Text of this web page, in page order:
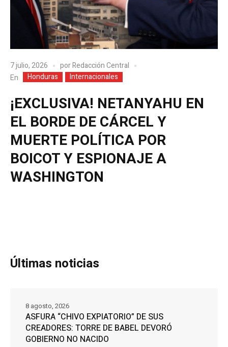
7 julio, 2026 porRedacción Central
En
Honduras Internacionales
¡EXCLUSIVA! NETANYAHU EN
EL BORDE DE CÁRCEL Y
MUERTE POLÍTICA POR
BOICOT Y ESPIONAJE A
WASHINGTON
Últimas noticias
ASFURA “CHIVO EXPIATORIO” DE SUS
CREADORES: TORRE DE BABEL DEVORÓ
GOBIERNO NO NACIDO
8 agosto, 2026